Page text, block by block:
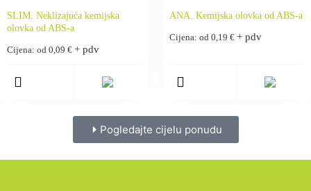
SLIM. Neklizajuća kemijska
olovka od ABS-a
Cijena: od 0,09 € + pdv
ANA. Kemijska olovka od ABS-a
Cijena: od 0,19 € + pdv
Pogledajte cijelu ponudu